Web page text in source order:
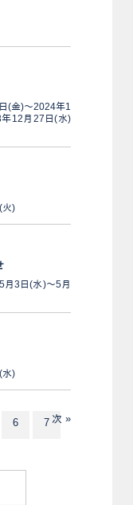
(金)～2024年1
12月27日(水)
火)
月3日(水)～5月
水)
6 7 次 »